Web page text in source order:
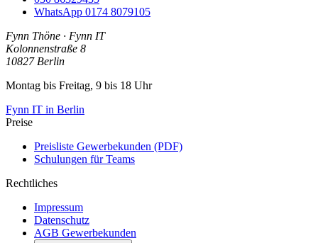
WhatsApp 0174 8079105
Fynn Thöne · Fynn IT
Kolonnenstraße 8
10827 Berlin
Montag bis Freitag, 9 bis 18 Uhr
Fynn IT in Berlin
Preise
Preisliste Gewerbekunden (PDF)
Schulungen für Teams
Rechtliches
Impressum
Datenschutz
AGB Gewerbekunden